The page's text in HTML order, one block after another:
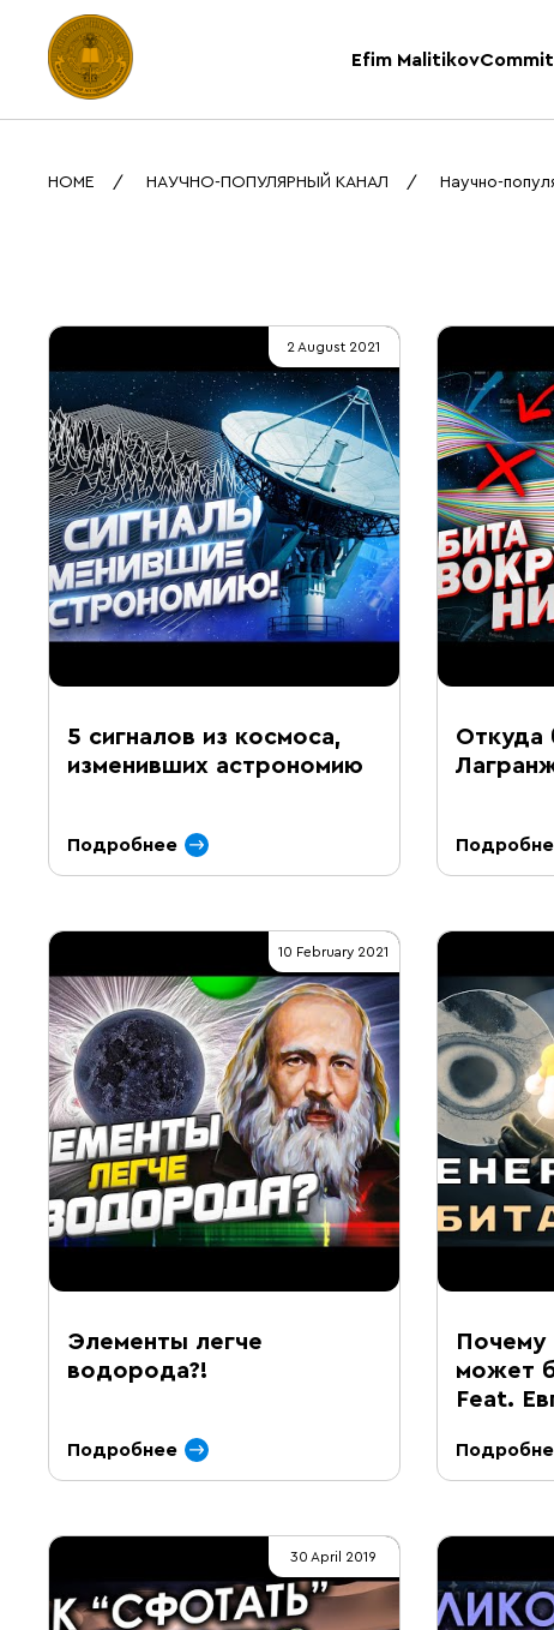
Efim Malitikov
HOME НАУЧНО-ПОПУЛЯРНЫЙ КАНАЛ Научно-
2 August 2021
5 сигналов из космоса,
изменивших астрономию
Подробнее
Откуда
10 February 2021
Элементы легче
водорода?!
Подробнее
Почему
может
Feat.
30 April 2019